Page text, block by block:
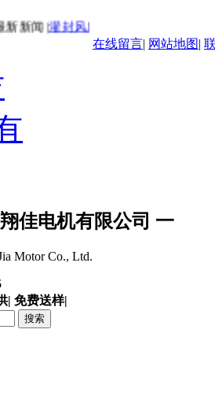
新闻 |灌封风扇-IP68风扇
在线留言| 网站地图|
佳电机有限公司 一
Motor Co., Ltd.
| 免费送样|
搜索